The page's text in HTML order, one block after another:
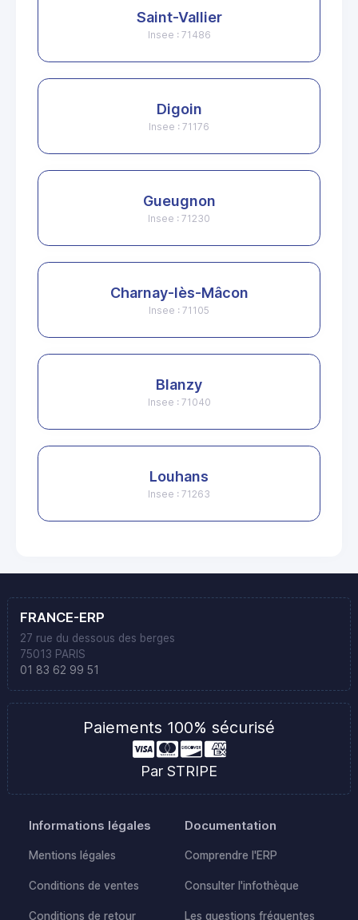
Saint-Vallier
Insee : 71486
Digoin
Insee : 71176
Gueugnon
Insee : 71230
Charnay-lès-Mâcon
Insee : 71105
Blanzy
Insee : 71040
Louhans
Insee : 71263
FRANCE-ERP
27 rue du dessous des berges
75013 PARIS
01 83 62 99 51
Paiements 100% sécurisé
Par STRIPE
Informations légales
Mentions légales
Conditions de ventes
Conditions de retour
Documentation
Comprendre l'ERP
Consulter l'infothèque
Les questions fréquentes